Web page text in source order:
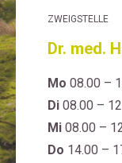
ZWEIGSTELLE
Dr. med.
Mo 08.00 –
Di 08.00 –
Mi 08.00 –
Do 14.00 –